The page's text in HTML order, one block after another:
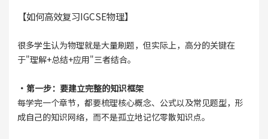
【如何高效复习IGCSE物理】
很多学生认为物理就是大量刷题，但实际上，高分的关键在
于"理解+总结+应用"三者结合。
·第一步：要建立完整的知识框架
每学完一个章节，都要梳理核心概念、公式以及常见题型，形
成自己的知识网络，而不是孤立地记忆零散知识点。